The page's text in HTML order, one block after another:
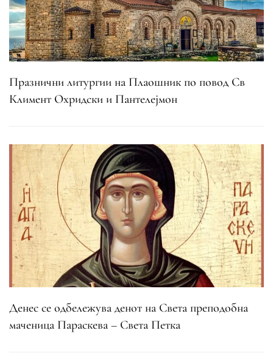
Празнични литургии на Плаошник по повод Св
Климент Охридски и Пантелејмон
Денес се одбележува денот на Света преподобна
маченица Параскева – Света Петка